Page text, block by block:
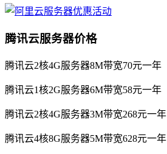
腾讯云服务器价格
腾讯云2核4G服务器8M带宽70元一年
腾讯云1核2G服务器6M带宽58元一年
腾讯云2核4G服务器3M带宽268元一年
腾讯云4核8G服务器5M带宽628元一年